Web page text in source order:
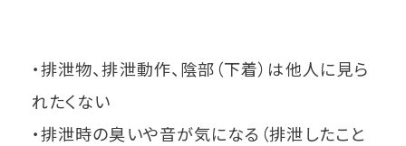
・排泄物、排泄動作、陰部（下着）は他人に見ら
れたくない
・排泄時の臭いや音が気になる（排泄したこと